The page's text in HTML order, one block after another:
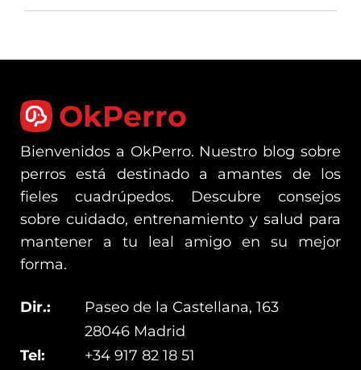
OkPerro
Bienvenidos a OkPerro. Nuestro blog sobre
perros está destinado a amantes de los
fieles cuadrúpedos. Descubre consejos
sobre cuidado, entrenamiento y salud para
mantener a tu leal amigo en su mejor
forma.
Dir.:
Paseo de la Castellana, 163
28046 Madrid
Tel:
+34 917 82 18 51